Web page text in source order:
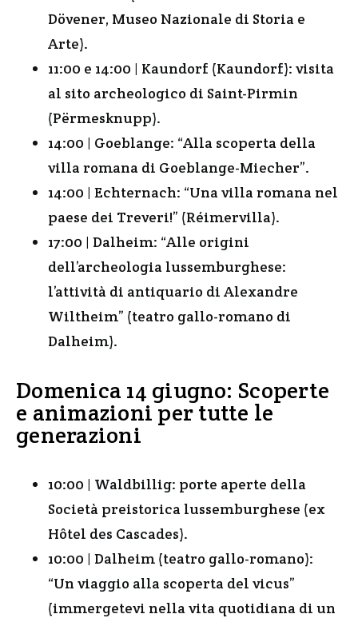
Dövener, Museo Nazionale di Storia e
Arte).
11:00 e 14:00 | Kaundorf (Kaundorf): visita
al sito archeologico di Saint-Pirmin
(Përmesknupp).
14:00 | Goeblange: “Alla scoperta della
villa romana di Goeblange-Miecher”.
14:00 | Echternach: “Una villa romana nel
paese dei Treveri!” (Réimervilla).
17:00 | Dalheim: “Alle origini
dell’archeologia lussemburghese:
l’attività di antiquario di Alexandre
Wiltheim” (teatro gallo-romano di
Dalheim).
Domenica 14 giugno: Scoperte
e animazioni per tutte le
generazioni
10:00 | Waldbillig: porte aperte della
Società preistorica lussemburghese (ex
Hôtel des Cascades).
10:00 | Dalheim (teatro gallo-romano):
“Un viaggio alla scoperta del vicus”
(immergetevi nella vita quotidiana di un